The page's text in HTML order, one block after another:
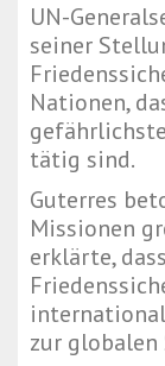
UN-
seiner
Nationen,
tätig sind.
Guterres
Missionen
erklärte,
zur